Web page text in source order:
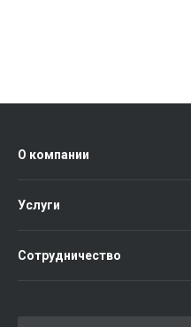
О компании
Услуги
Сотрудничество